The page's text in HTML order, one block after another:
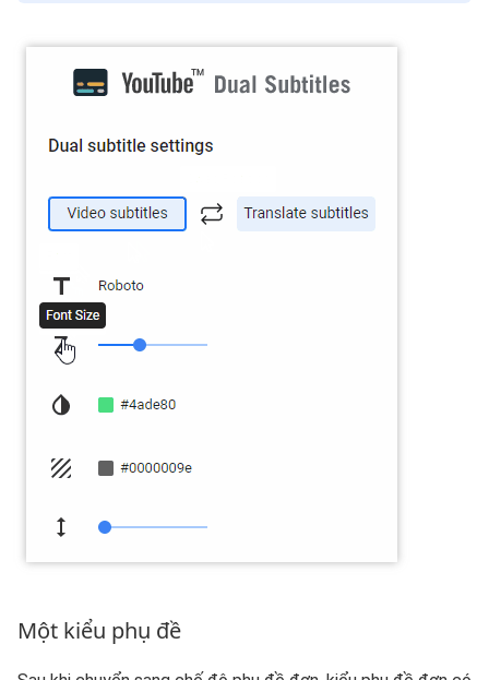
Một kiểu phụ đề